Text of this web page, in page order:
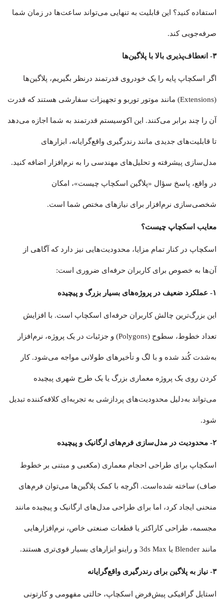
استفاده کنید؟ این قابلیت به تنهایی می‌تواند ساعت‌ها در زمان شما
صرفه‌جویی کند.
۳- انعطاف‌پذیری بالا با پلاگین‌ها
اگر اسکچاپ پایه را یک خودروی قدرتمند درنظر بگیریم، پلاگین‌ها
(Extensions) مانند موتور توربو و تجهیزات سفارشی هستند که قدرت
آن را چند برابر می‌کنند. این اکوسیستم قدرتمند به شما اجازه می‌دهد
تا قابلیت‌های جدیدی مانند رندرگیری واقع‌گرایانه، ابزارهای
مدل‌سازی پیشرفته و تحلیل‌های مهندسی را به نرم‌افزار اضافه کنید.
در واقع، پاسخ سؤال «پلاگین اسکچاپ چیست»، امکان
شخصی‌سازی نرم‌افزار برای نیازهای مختص شما است.
معایب اسکچاپ چیست؟
اسکچاپ در کنار تمام مزایا، محدودیت‌هایی نیز دارد که آگاهی از
آن‌ها به خصوص برای کاربران حرفه‌ای ضروری است:
۱- عملکرد ضعیف در پروژه‌های بسیار بزرگ و پیچیده
این بزرگ‌ترین چالش کاربران حرفه‌ای اسکچاپ است. با افزایش
تعداد خطوط، سطوح (Polygons) و جزئیات در یک پروژه، نرم‌افزار
به‌شدت کُند شده و با لگ و تأخیرهای طولانی مواجه می‌شود. کار
کردن روی یک پروژه معماری بزرگ یا یک طرح شهری پیچیده
می‌تواند به‌دلیل محدودیت‌های پردازشی به تجربه‌ای کلافه‌کننده تبدیل
شود.
۲- محدودیت در مدل‌سازی فرم‌های ارگانیک و پیچیده
اسکچاپ برای طراحی احجام معماری (مکعبی و مبتنی بر خطوط
صاف) ساخته شده‌است. اگرچه با کمک پلاگین‌ها می‌توان فرم‌های
منحنی ایجاد کرد، اما برای طراحی مدل‌های ارگانیک و پیچیده مانند
مجسمه، طراحی کاراکتر یا قطعات صنعتی خاص، نرم‌افزارهایی
مانند Blender یا 3ds Max و راینو ابزارهای بسیار قوی‌تری هستند.
۳- نیاز به پلاگین برای رندرگیری واقع‌گرایانه
استایل گرافیکی پیش‌فرض اسکچاپ، حالتی مفهومی و کارتونی